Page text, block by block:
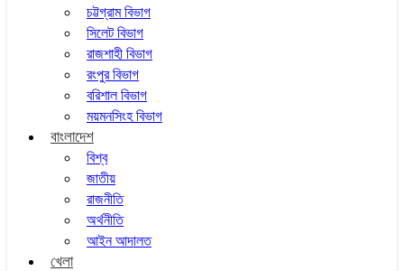
চট্টগ্রাম বিভাগ
সিলেট বিভাগ
রাজশাহী বিভাগ
রংপুর বিভাগ
বরিশাল বিভাগ
ময়মনসিংহ বিভাগ
বাংলাদেশ
বিশ্ব
জাতীয়
রাজনীতি
অর্থনীতি
আইন আদালত
খেলা